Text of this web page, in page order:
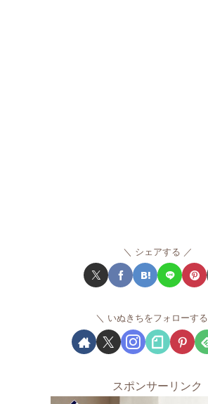
シェアする
いぬきちをフォローする
スポンサーリンク